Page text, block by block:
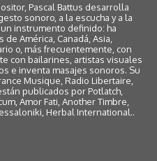
Pascal Battus desarrolla
sonoro, a la escucha y a la
instrumento definido: ha
América, Canadá, Asia,
o, más frecuentemente, con
con bailarines, artistas visuales
e inventa masajes sonoros. Su
Musique, Radio Libertaire,
publicados por Potlatch,
Amor Fati, Another Timbre,
Herbal International..